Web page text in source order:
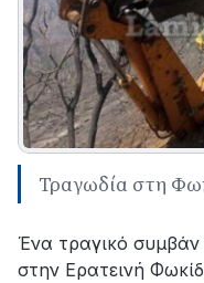
Τραγωδία στη
Ένα τραγικό συμβάν
στην Ερατεινή